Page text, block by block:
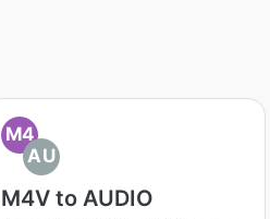
M4
AU
M4V to AUDIO